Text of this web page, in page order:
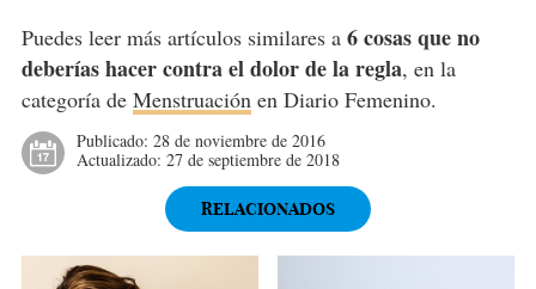
Puedes leer más artículos similares a 6 cosas que no
deberías hacer contra el dolor de la regla, en la
categoría de Menstruación en Diario Femenino.
Publicado: 28 de noviembre de 2016
Actualizado: 27 de septiembre de 2018
RELACIONADOS